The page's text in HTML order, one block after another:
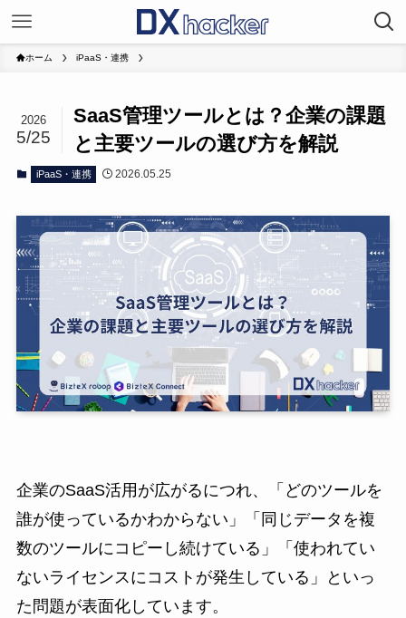
ホーム iPaaS・連携
SaaS管理ツールとは？企業の課題
と主要ツールの選び方を解説
2026
5/25
iPaaS・連携 2026.05.25
企業のSaaS活用が広がるにつれ、「どのツールを
誰が使っているかわからない」「同じデータを複
数のツールにコピーし続けている」「使われてい
ないライセンスにコストが発生している」といっ
た問題が表面化しています。